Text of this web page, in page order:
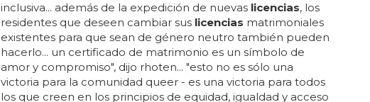
inclusiva... además de la expedición de nuevas licencias, los
residentes que deseen cambiar sus licencias matrimoniales
existentes para que sean de género neutro también pueden
hacerlo... un certificado de matrimonio es un símbolo de
amor y compromiso", dijo rhoten... "esto no es sólo una
victoria para la comunidad queer - es una victoria para todos
los que creen en los principios de equidad, igualdad y acceso